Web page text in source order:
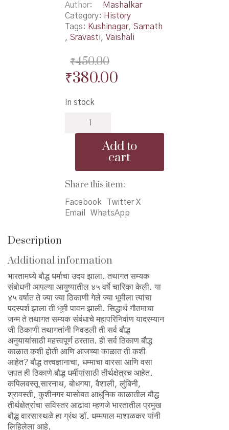
Author
Mashalkar
Category: History
Tags: Kushinagar, Sarnath
, Sravasti, Vaishali
₹450.00
Original
was:
₹450.00.
₹380.00Current
In stock
Pramukh
WarsaSthale
भारतातील
प्रमुख
वारसास्थळे
quantity
Add to
cart
Share this item:
Facebook
Twitter X
Email
WhatsApp
Description
Additional information
भारतामध्ये बौद्ध धर्माचा उदय झाला. तथागत सम्यक
संबोधनी आपल्या आयुष्यातील ४५ वर्षे चारिका केली. या
४५ वर्षात ते ज्या ज्या ठिकाणी गेले ज्या भूमीला त्यांचा
पदस्पर्श झाला ती भूमी पावन झाली. सिद्धार्थ गौतमाचा
जन्म ते तथागत सम्यक संबंधाचे महापरिनिर्वाण यादरम्यान
जी ठिकाणी तथागतांनी निवडली ती सर्व बौद्ध
अनुयायांसाठी महत्त्वपूर्ण ठरतात. ही सर्व ठिकाण बौद्ध
काळात कशी होती आणि आजच्या काळात ती कशी
आहेत? बौद्ध तत्त्वज्ञानाचा, धम्माचा वारसा आणि वसा
जपत ही ठिकाणे बौद्ध धर्मीयांसाठी तीर्थक्षेत्रच आहेत.
कपिलवस्तू सारनाथ, बोधगया, वैशाली, लुंबिनी,
श्रावस्ती, कुशीनगर यासोबत आधुनिक काळातील बौद्ध
तीर्थक्षेत्रांचा सविस्तर आढावा म्हणजे भारतातील प्रमुख
बौद्ध वारसास्थळे हा ग्रंथ डॉ. धम्मपाल माशाळकर यांनी
लिहिलेला आहे.